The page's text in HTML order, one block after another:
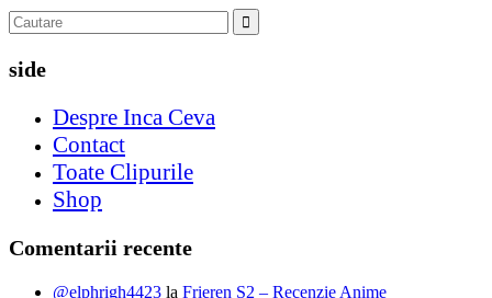
side
Despre Inca Ceva
Contact
Toate Clipurile
Shop
Comentarii recente
@elphrigh4423 la Frieren S2 – Recenzie Anime